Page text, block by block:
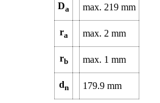
Da max. 219mm
ra max. 2mm
rb max. 1mm
dn 179.9mm